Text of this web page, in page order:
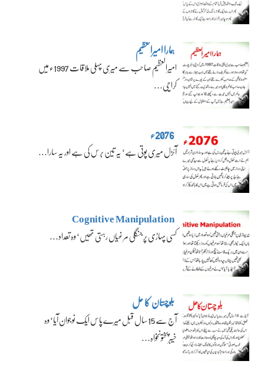
ہمارا امیرالعظیم
امیرالعظیم صاحب سے میری پہلی ملاقات 1997ء میں
کراچی…
2076ء
آئزل میری پوتی ہے‘ یہ تین برس کی ہے اور یہ سارا…
Cognitive Manipulation
کسی پہاڑی پر جنگلی مرغیاں رہتی تھیں‘ وہ تعداد…
بلوچستان کا حل
آج سے 15 سال قبل میرے پاس ایک نوجوان آیا‘ وہ
خیبرپختونخواہ…